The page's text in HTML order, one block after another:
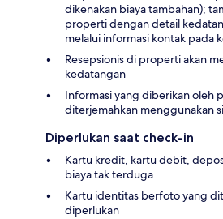
dikenakan biaya tambahan);
properti dengan detail
melalui informasi kontak pada
Resepsionis di properti akan
kedatangan
Informasi yang diberikan oleh
diterjemahkan menggunakan
Diperlukan saat check-in
Kartu kredit, kartu debit,
biaya tak terduga
Kartu identitas berfoto yang
diperlukan